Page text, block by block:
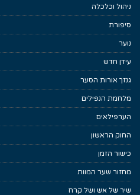
ניהול וכלכלה
סיפורת
נוער
עידן חדש
גנזך אורות הסער
מלחמת הנפילים
הערפילאים
החוק הראשון
כישור הזמן
מחזור שער המוות
שיר של אש ושל קרח